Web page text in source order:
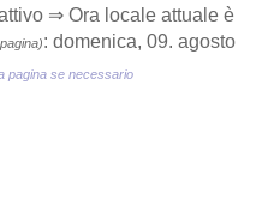
⇒ Ora locale attuale è
: domenica, 09. agosto
pagina se necessario